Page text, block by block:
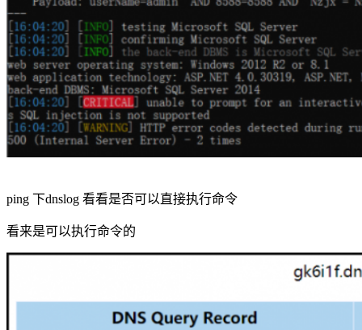
ping 下dnslog 看看是否可以直接执行命令
看来是可以执行命令的